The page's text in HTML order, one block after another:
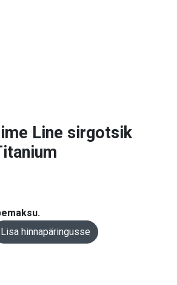
Line sirgotsik
Lisa hinnapäringusse